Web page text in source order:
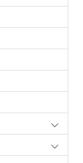
share me!